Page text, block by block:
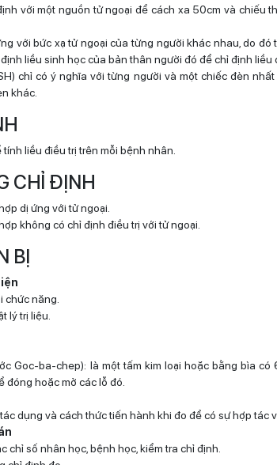
với một nguồn tử ngoại để cách xa 50cm và chiếu
với bức xạ tử ngoại của từng người khác nhau, do đó
liều sinh học của bản thân người đó để chỉ định liều
chỉ có ý nghĩa với từng người và một chiếc đèn
khác.
liều điều trị trên mỗi bệnh nhân.
CHỈ ĐỊNH
dị ứng với tử ngoại.
không có chỉ định điều trị với tử ngoại.
BỊ
chức năng.
lý trị liệu.
Goc-ba-chep): là một tấm kim loại hoặc bằng bìa có
đóng hoặc mở các lỗ đó.
dụng và cách thức tiến hành khi đo để có sự hợp tác
chỉ số nhân học, bệnh học, kiểm tra chỉ định.